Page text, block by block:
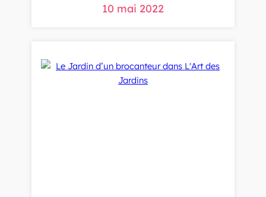
10 mai 2022